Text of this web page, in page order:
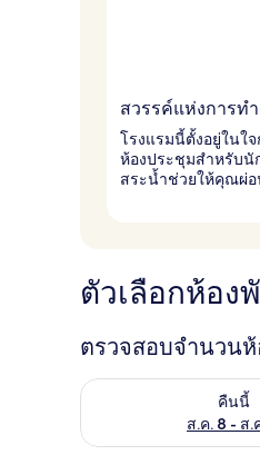
สวรรค์แห่งการท
โรงแรมนี้ตั้งอยู่ในใ
ห้องประชุมสำหรับนั
สระน้ำช่วยให้คุณผ่
ตัวเลือกห้อง
ตรวจสอบจำนวน
คืนนี้
ส.ค. 8 - ส.
ตรวจสอบจำนวนห้องพั